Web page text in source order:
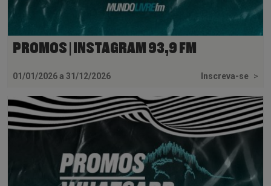
PROMOS | INSTAGRAM 93,9 FM
01/01/2026 a 31/12/2026 Inscreva-se >